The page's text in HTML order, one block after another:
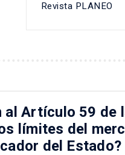
Revista PLANEO
Artículo 59 de
límites del
del Estado?